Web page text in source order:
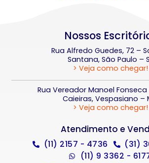
Nossos
Rua Alfredo Guedes, 72 –
Santana, São Paulo –
> Veja como chegar!
Rua Vereador Manoel Fonseca
Caieiras, Vespasiano –
> Veja como chegar!
Atendimento e
(11) 2157 - 4736
(31)
(11) 9 3362 -